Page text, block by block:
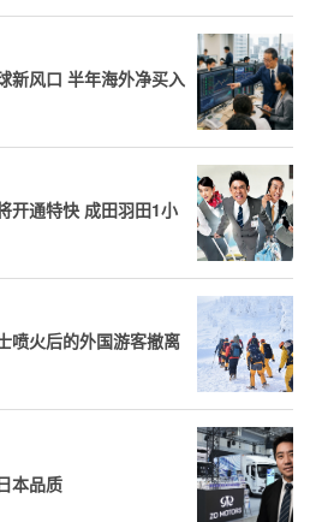
新风口 半年海外净买入
开通特快 成田羽田1小
喷火后的外国游客撤离
本品质